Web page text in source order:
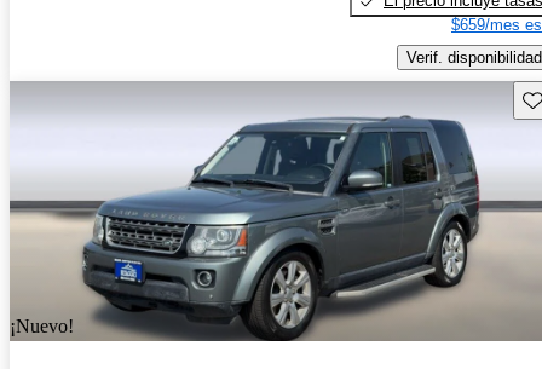
$659/mes
Verif. disponibilidad
¡Nuevo!